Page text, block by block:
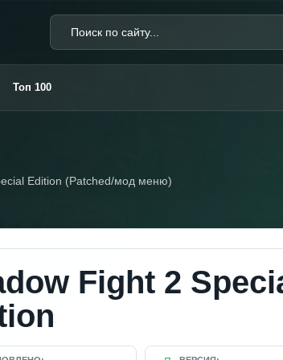
Топ 100
Edition (Patched/мод меню)
Fight 2